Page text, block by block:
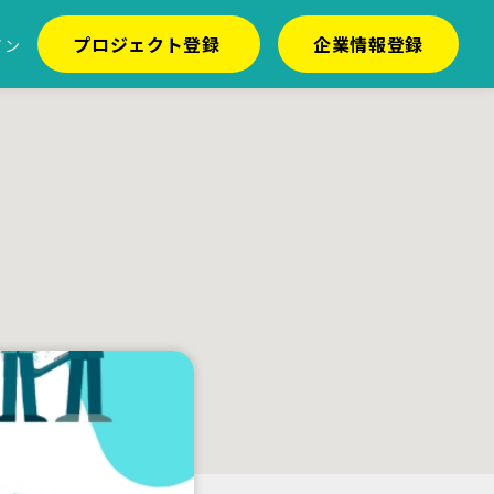
プロジェクト登録 企業情報登録